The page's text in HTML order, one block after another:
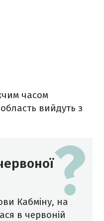
часом
вийдуть з
Кабміну, на
в червоній